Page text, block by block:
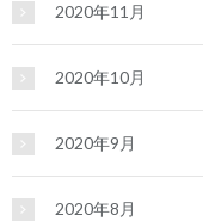
2020年11月
2020年10月
2020年9月
2020年8月